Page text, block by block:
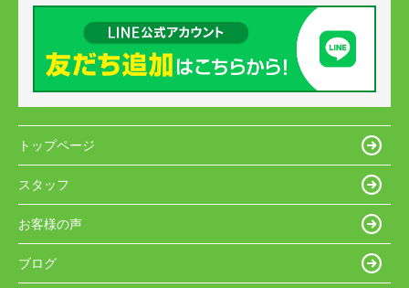
トップページ
スタッフ
お客様の声
ブログ